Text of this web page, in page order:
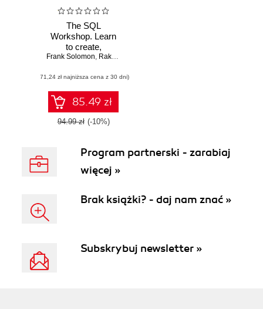
The SQL
Workshop. Learn
to create,
manipulate and
manage relational
databases with
SQL
Frank Solomon, Rakesh Kumar Pandey
(71,24 zł najniższa cena z 30 dni)
85.49 zł
94.99 zł (-10%)
Program partnerski - zarabiaj
więcej »
Brak książki? - daj nam znać »
Subskrybuj newsletter »